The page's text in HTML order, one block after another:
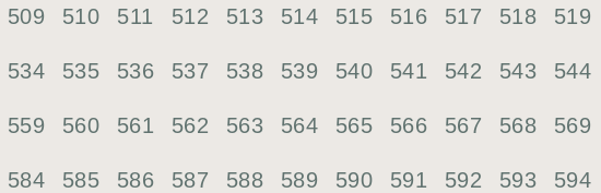
509 510 511 512 513 514 515 516 517 518 519
534 535 536 537 538 539 540 541 542 543 544
559 560 561 562 563 564 565 566 567 568 569
584 585 586 587 588 589 590 591 592 593 594